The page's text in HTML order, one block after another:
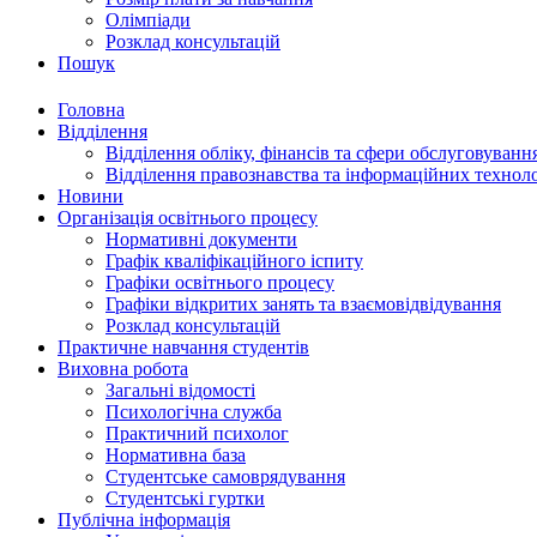
Олімпіади
Розклад консультацій
Пошук
Головна
Відділення
Відділення обліку, фінансів та сфери
Відділення правознавства та інформаційних
Новини
Організація освітнього процесу
Нормативні документи
Графік кваліфікаційного іспиту
Графіки освітнього процесу
Графіки відкритих занять та взаємовідвідування
Розклад консультацій
Практичне навчання студентів
Виховна робота
Загальні відомості
Психологічна служба
Практичний психолог
Нормативна база
Студентське самоврядування
Студентські гуртки
Публічна інформація